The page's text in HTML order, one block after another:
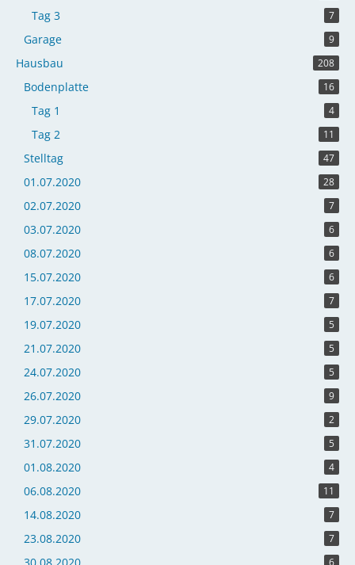
Tag 3 7
Garage 9
Hausbau 208
Bodenplatte 16
Tag 1 4
Tag 2 11
Stelltag 47
01.07.2020 28
02.07.2020 7
03.07.2020 6
08.07.2020 6
15.07.2020 6
17.07.2020 7
19.07.2020 5
21.07.2020 5
24.07.2020 5
26.07.2020 9
29.07.2020 2
31.07.2020 5
01.08.2020 4
06.08.2020 11
14.08.2020 7
23.08.2020 7
30.08.2020 6